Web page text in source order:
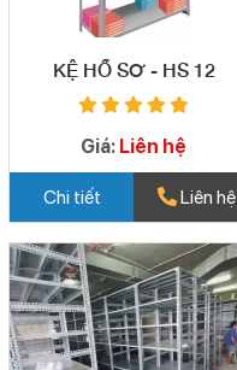
KỆ HỒ SƠ - HS 12
Giá: Liên hệ
Chi tiết Liên hệ